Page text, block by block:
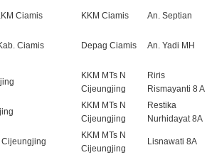
Ciamis KKM Ciamis An. Septian
Ciamis Depag Ciamis An. Yadi MH
KKM MTs N
Cijeungjing
Riris
Rismayanti 8 A
KKM MTs N
Cijeungjing
Restika
Nurhidayat 8A
Cijeungjing
KKM MTs N
Cijeungjing
Lisnawati 8A